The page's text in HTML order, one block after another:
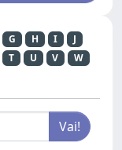
G H I
J
T U V
W